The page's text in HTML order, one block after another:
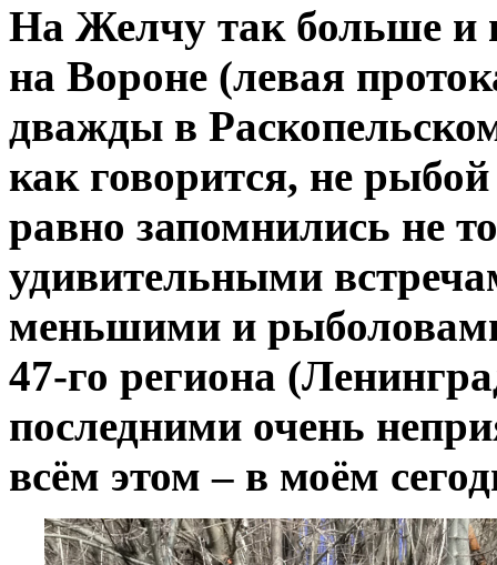
На Желчу так больше и
на Вороне (левая
дважды в
как говорится, не
равно запомнились не
удивительными
меньшими и
47-го региона
последними очень
всём этом – в моём